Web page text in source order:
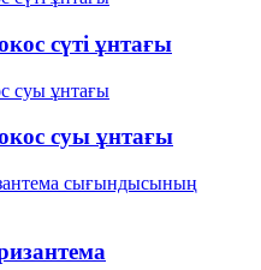
сүті ұнтағы
суы ұнтағы